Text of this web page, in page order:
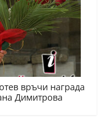
връчи награда
Димитрова